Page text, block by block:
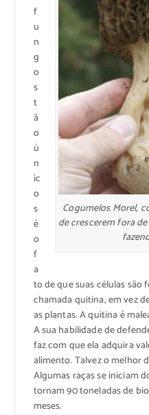
Cogumelos Morel,
de crescerem fora
f
u
n
g
o
s
t
ã
o
ú
n
ic
o
s
é
o
f
a
to de que suas células são
chamada quitina, em vez
as plantas. A quitina é
A sua habilidade de
faz com que ela adquira
alimento. Talvez o melhor
Algumas raças se iniciam
tornam 90 toneladas de
meses.